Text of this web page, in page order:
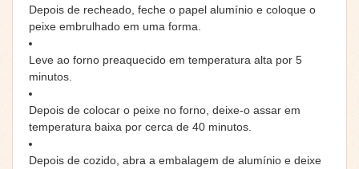
Depois de recheado, feche o papel alumínio e coloque o
peixe embrulhado em uma forma.
Leve ao forno preaquecido em temperatura alta por 5
minutos.
Depois de colocar o peixe no forno, deixe-o assar em
temperatura baixa por cerca de 40 minutos.
Depois de cozido, abra a embalagem de alumínio e deixe